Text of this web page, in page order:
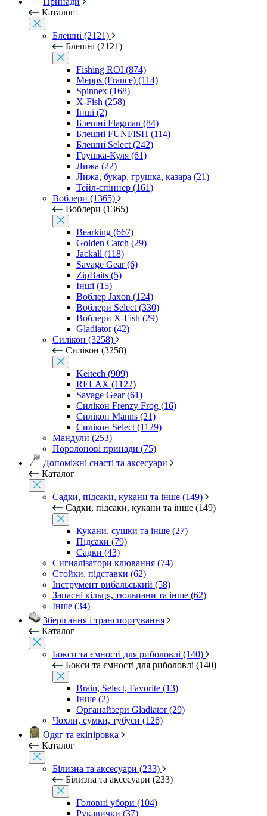
Каталог
Блешні (2121)
Блешні (2121)
Fishing ROI (874)
Mepps (France) (114)
Spinnex (168)
X-Fish (258)
Інші (2)
Блешні Flagman (84)
Блешні FUNFISH (114)
Блешні Select (242)
Грушка-Куля (61)
Лижа (22)
Лижа, букар, грушка, казара (21)
Тейл-спіннер (161)
Воблери (1365)
Воблери (1365)
Bearking (667)
Golden Catch (29)
Jackall (118)
Savage Gear (6)
ZipBaits (5)
Інші (15)
Воблер Jaxon (124)
Воблери Select (330)
Воблери X-Fish (29)
Gladiator (42)
Силікон (3258)
Силікон (3258)
Keitech (909)
RELAX (1122)
Savage Gear (61)
Силікон Frenzy Frog (16)
Силікон Manns (21)
Силікон Select (1129)
Мандули (253)
Поролонові принади (75)
Допоміжні снасті та аксесуари
Каталог
Садки, підсаки, кукани та інше (149)
Садки, підсаки, кукани та інше (149)
Кукани, сушки та інше (27)
Підсаки (79)
Садки (43)
Сигналізатори клювання (74)
Стойки, підставки (62)
Інструмент рибальський (58)
Запасні кільця, тюльпани та інше (62)
Інше (34)
Зберігання і транспортування
Каталог
Бокси та ємності для риболовлі (140)
Бокси та ємності для риболовлі (140)
Brain, Select, Favorite (13)
Інше (2)
Органайзери Gladiator (29)
Чохли, сумки, тубуси (126)
Одяг та екіпіровка
Каталог
Білизна та аксесуари (233)
Білизна та аксесуари (233)
Головні убори (104)
Рукавички (37)